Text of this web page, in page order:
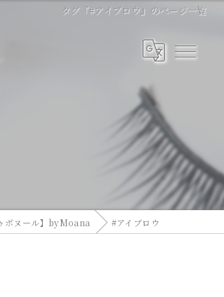
タグ『#アイブロウ』のページ一覧
ボヌール】byMoana #アイブロウ